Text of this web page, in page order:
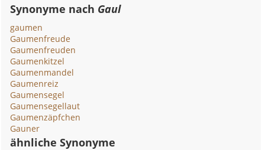
Synonyme nach Gaul
gaumen
Gaumenfreude
Gaumenfreuden
Gaumenkitzel
Gaumenmandel
Gaumenreiz
Gaumensegel
Gaumensegellaut
Gaumenzäpfchen
Gauner
ähnliche Synonyme